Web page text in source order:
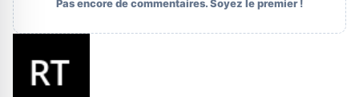
Pas encore de commentaires. Soyez le premier !